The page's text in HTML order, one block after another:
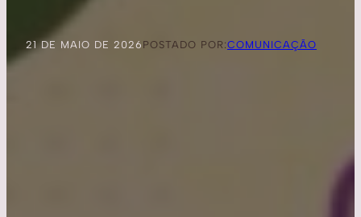
21 DE MAIO DE 2026 POSTADO POR:COMUNICAÇÃO